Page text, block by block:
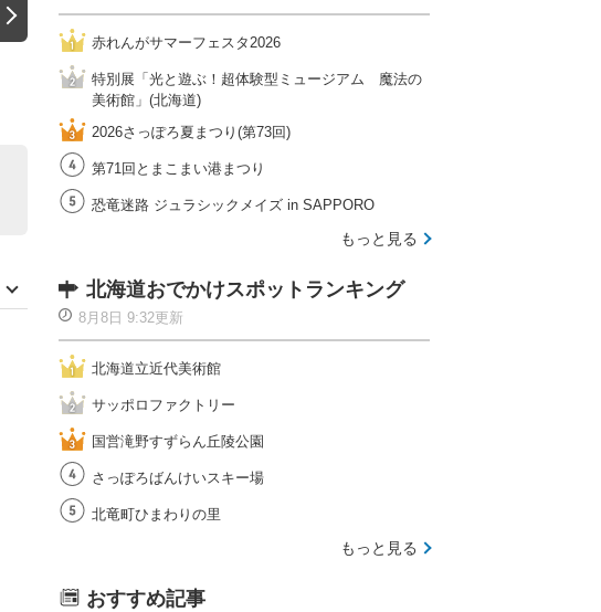
赤れんがサマーフェスタ2026
特別展「光と遊ぶ！超体験型ミュージアム 魔法の
美術館」(北海道)
2026さっぽろ夏まつり(第73回)
第71回とまこまい港まつり
恐竜迷路 ジュラシックメイズ in SAPPORO
もっと見る
北海道おでかけスポットランキング
8月8日 9:32更新
北海道立近代美術館
サッポロファクトリー
国営滝野すずらん丘陵公園
さっぽろばんけいスキー場
北竜町ひまわりの里
もっと見る
おすすめ記事